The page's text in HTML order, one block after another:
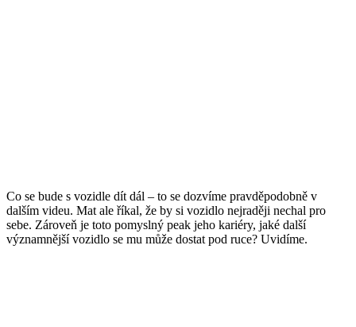
Co se bude s vozidle dít dál – to se dozvíme pravděpodobně v
dalším videu. Mat ale říkal, že by si vozidlo nejraději nechal pro
sebe. Zároveň je toto pomyslný peak jeho kariéry, jaké další
významnější vozidlo se mu může dostat pod ruce? Uvidíme.